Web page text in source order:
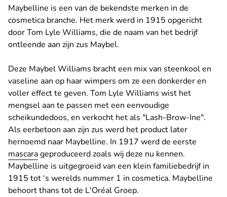
Maybelline is een van de bekendste merken in de
cosmetica branche. Het merk werd in 1915 opgericht
door Tom Lyle Williams, die de naam van het bedrijf
ontleende aan zijn zus Maybel.
Deze Maybel Williams bracht een mix van steenkool en
vaseline aan op haar wimpers om ze een donkerder en
voller effect te geven. Tom Lyle Williams wist het
mengsel aan te passen met een eenvoudige
scheikundedoos, en verkocht het als "Lash-Brow-Ine".
Als eerbetoon aan zijn zus werd het product later
hernoemd naar Maybelline. In 1917 werd de eerste
mascarageproduceerd zoals wij deze nu kennen.
Maybelline is uitgegroeid van een klein familiebedrijf in
1915 tot ‘s werelds nummer 1 in cosmetica. Maybelline
behoort thans tot de L'Oréal Groep.